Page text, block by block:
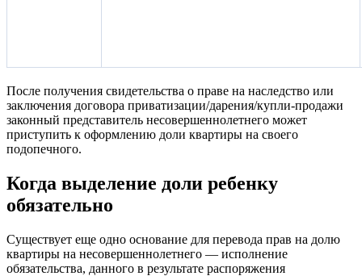
После получения свидетельства о праве на наследство или
заключения договора приватизации/дарения/купли-продажи
законный представитель несовершеннолетнего может
приступить к оформлению доли квартиры на своего
подопечного.
Когда выделение доли ребенку
обязательно
Существует еще одно основание для перевода прав на долю
квартиры на несовершеннолетнего — исполнение
обязательства, данного в результате распоряжения